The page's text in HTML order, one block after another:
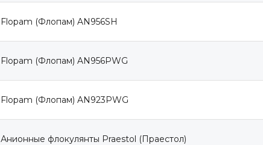
Flopam (Флопам) AN956SH
Flopam (Флопам) AN956PWG
Flopam (Флопам) AN923PWG
Анионные флокулянты Praestol (Праестол)